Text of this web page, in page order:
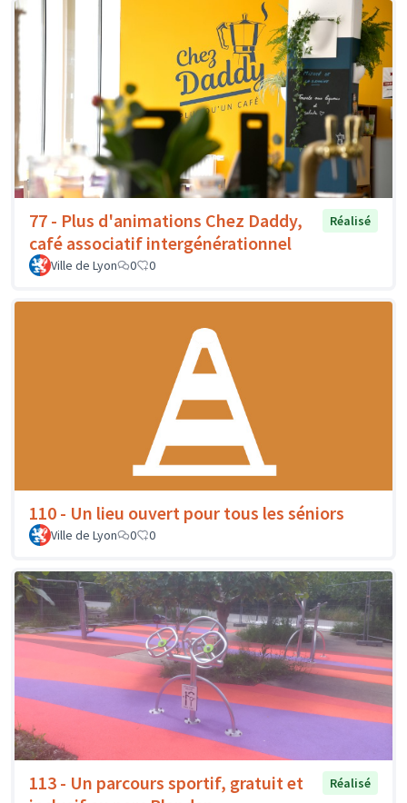
77 - Plus d'animations Chez Daddy,
café associatif intergénérationnel
Réalisé
Ville de Lyon 0 0
110 - Un lieu ouvert pour tous les séniors
Ville de Lyon 0 0
113 - Un parcours sportif, gratuit et
Réalisé